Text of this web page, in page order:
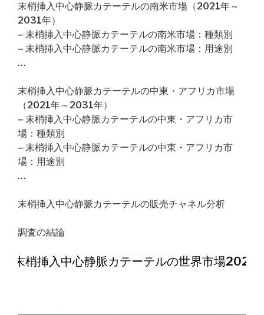
末梢挿入中心静脈カテーテルの南米市場（2021年～
2031年）
– 末梢挿入中心静脈カテーテルの南米市場：種類別
– 末梢挿入中心静脈カテーテルの南米市場：用途別
…
末梢挿入中心静脈カテーテルの中東・アフリカ市場
（2021年～2031年）
– 末梢挿入中心静脈カテーテルの中東・アフリカ市
場：種類別
– 末梢挿入中心静脈カテーテルの中東・アフリカ市
場：用途別
…
末梢挿入中心静脈カテーテルの販売チャネル分析
調査の結論
末梢挿入中心静脈カテーテルの世界市場2026